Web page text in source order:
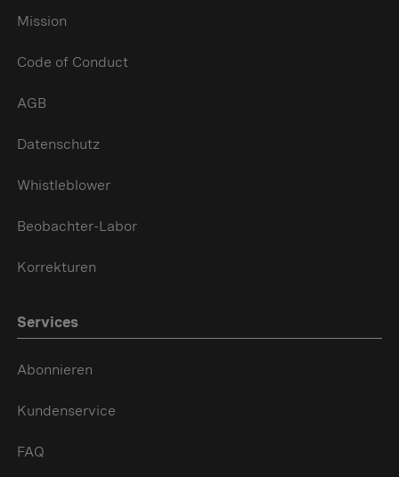
Mission
Code of Conduct
AGB
Datenschutz
Whistleblower
Beobachter-Labor
Korrekturen
Services
Abonnieren
Kundenservice
FAQ